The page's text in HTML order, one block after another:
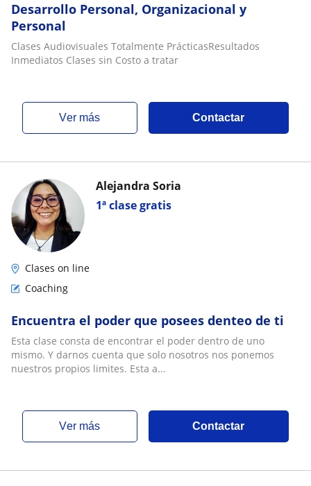
Desarrollo Personal, Organizacional y
Personal
Clases Audiovisuales Totalmente PrácticasResultados
Inmediatos Clases sin Costo a tratar
ver más Contactar
1ª clase gratis
Alejandra Soria
Clases on line
Coaching
Encuentra el poder que posees denteo de ti
Esta clase consta de encontrar el poder dentro de uno
mismo. Y darnos cuenta que solo nosotros nos ponemos
nuestros propios limites. Esta a...
ver más Contactar